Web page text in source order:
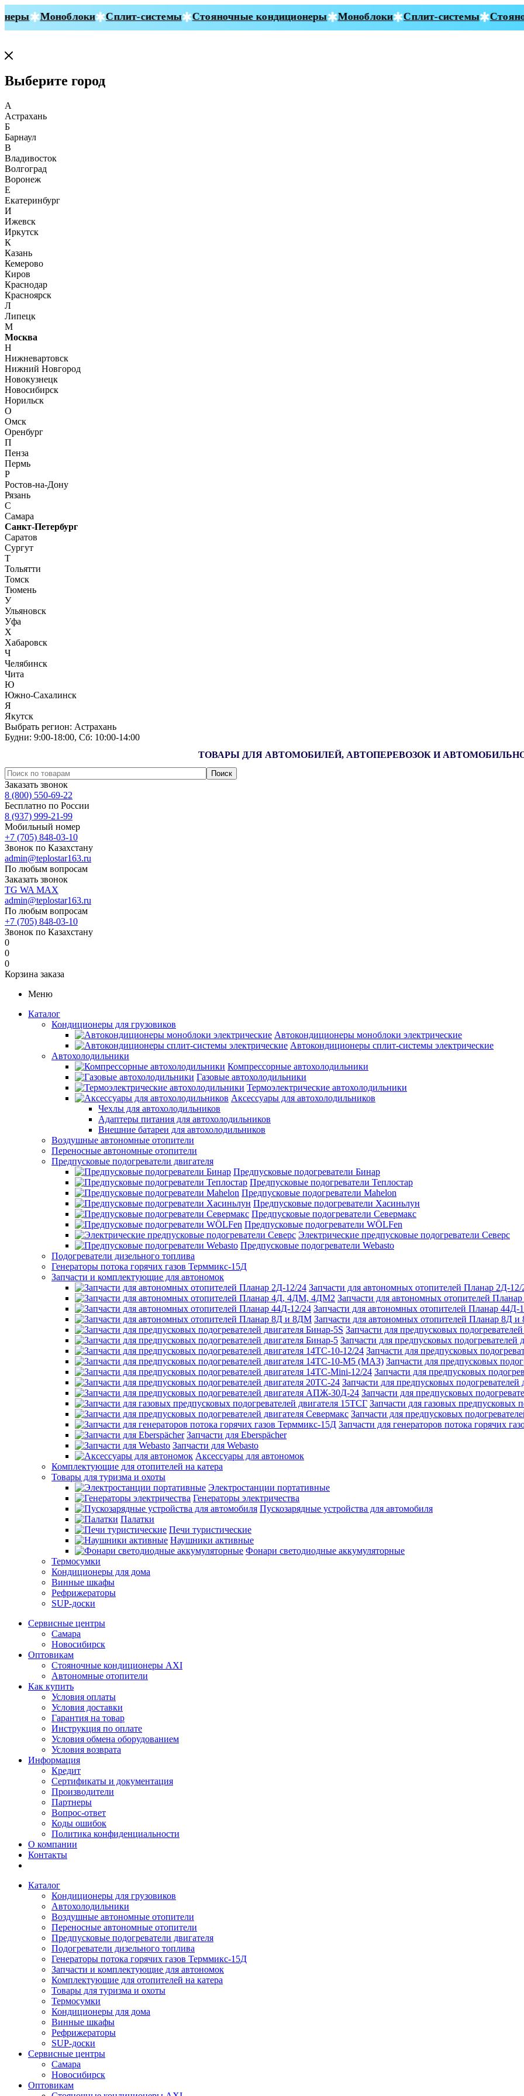
Моноблоки Сплит-системы Стояночные кондиционеры Моноблоки Сплит-системы
Выберите город
А
Астрахань
Б
Барнаул
В
Владивосток
Волгоград
Воронеж
Е
Екатеринбург
И
Ижевск
Иркутск
К
Казань
Кемерово
Киров
Краснодар
Красноярск
Л
Липецк
М
Москва
Н
Нижневартовск
Нижний Новгород
Новокузнецк
Новосибирск
Норильск
О
Омск
Оренбург
П
Пенза
Пермь
Р
Ростов-на-Дону
Рязань
С
Самара
Санкт-Петербург
Саратов
Сургут
Т
Тольятти
Томск
Тюмень
У
Ульяновск
Уфа
Х
Хабаровск
Ч
Челябинск
Чита
Ю
Южно-Сахалинск
Я
Якутск
Выбрать регион: Астрахань
Будни: 9:00‑18:00, Сб: 10:00‑14:00
ТОВАРЫ ДЛЯ АВТОМОБИЛЕЙ, АВТОПЕРЕВОЗОК И
Заказать звонок
8 (800) 550-69-22
Бесплатно по России
8 (937) 999-21-99
Мобильный номер
+7 (705) 848-03-10
Звонок по Казахстану
admin@teplostar163.ru
По любым вопросам
Заказать звонок
TG WA MAX
admin@teplostar163.ru
По любым вопросам
+7 (705) 848-03-10
Звонок по Казахстану
0
0
0
Корзина заказа
Меню
Каталог
Кондиционеры для грузовиков
Автокондиционеры моноблоки электрические
Автокондиционеры сплит-системы электрические
Автохолодильники
Компрессорные автохолодильники
Газовые автохолодильники
Термоэлектрические автохолодильники
Аксессуары для автохолодильников
Чехлы для автохолодильников
Адаптеры питания для автохолодильников
Внешние батареи для автохолодильников
Воздушные автономные отопители
Переносные автономные отопители
Предпусковые подогреватели двигателя
Предпусковые подогреватели Бинар
Предпусковые подогреватели Теплостар
Предпусковые подогреватели Mahelon
Предпусковые подогреватели Хасиньлун
Предпусковые подогреватели Севермакс
Предпусковые подогреватели WÖLFen
Электрические предпусковые подогреватели Северс
Предпусковые подогреватели Webasto
Подогреватели дизельного топлива
Генераторы потока горячих газов Терммикс-15Д
Запчасти и комплектующие для автономок
Запчасти для автономных отопителей Планар 2Д-12/
Запчасти для автономных отопителей
Запчасти для автономных отопителей Планар 44Д-
Запчасти для автономных отопителей Планар 8Д
Запчасти для предпусковых
Запчасти для предпусковых подогревателей
Запчасти для предпусковых
Запчасти для предпусковых
Запчасти для предпусковых
Запчасти для предпусковых
Запчасти для предпусковых
Запчасти для газовых предпусковых
Запчасти для предпусковых
Запчасти для генераторов потока горячих
Запчасти для Eberspächer
Запчасти для Webasto
Аксессуары для автономок
Комплектующие для отопителей на катера
Товары для туризма и охоты
Электростанции портативные
Генераторы электричества
Пускозарядные устройства для автомобиля
Палатки
Печи туристические
Наушники активные
Фонари светодиодные аккумуляторные
Термосумки
Кондиционеры для дома
Винные шкафы
Рефрижераторы
SUP-доски
Сервисные центры
Самара
Новосибирск
Оптовикам
Стояночные кондиционеры AXI
Автономные отопители
Как купить
Условия оплаты
Условия доставки
Гарантия на товар
Инструкция по оплате
Условия обмена оборудованием
Условия возврата
Информация
Кредит
Сертификаты и документация
Производители
Партнеры
Вопрос-ответ
Коды ошибок
Политика конфиденциальности
О компании
Контакты
Каталог
Кондиционеры для грузовиков
Автохолодильники
Воздушные автономные отопители
Переносные автономные отопители
Предпусковые подогреватели двигателя
Подогреватели дизельного топлива
Генераторы потока горячих газов Терммикс-15Д
Запчасти и комплектующие для автономок
Комплектующие для отопителей на катера
Товары для туризма и охоты
Термосумки
Кондиционеры для дома
Винные шкафы
Рефрижераторы
SUP-доски
Сервисные центры
Самара
Новосибирск
Оптовикам